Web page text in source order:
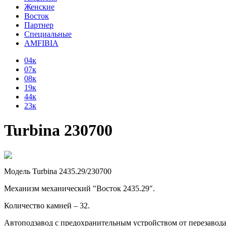
Женские
Восток
Партнер
Специальные
AMFIBIA
04к
07к
08к
19к
44к
23к
Turbina 230700
Модель Turbina 2435.29/230700
Механизм механический "Восток 2435.29".
Количество камней – 32.
Автоподзавод с предохранительным устройством от